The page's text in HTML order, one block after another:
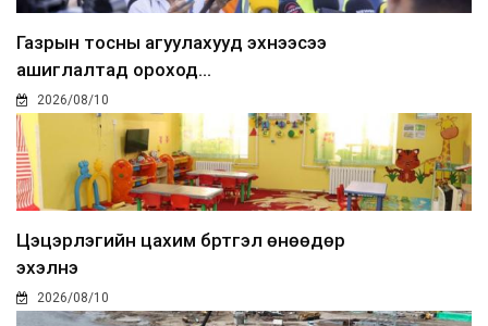
Газрын тосны агуулахууд эхнээсээ
ашиглалтад ороход...
2026/08/10
Цэцэрлэгийн цахим бүртгэл өнөөдөр
эхэлнэ
2026/08/10